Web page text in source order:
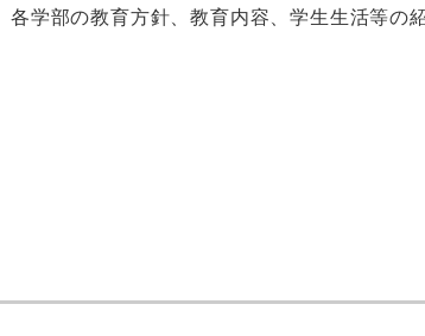
学部の教育方針、教育内容、学生生活等の